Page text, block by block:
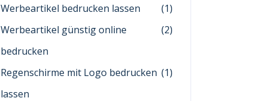
Werbeartikel bedrucken lassen
(1)
Werbeartikel günstig online
bedrucken
(2)
Regenschirme mit Logo bedrucken
lassen
(1)